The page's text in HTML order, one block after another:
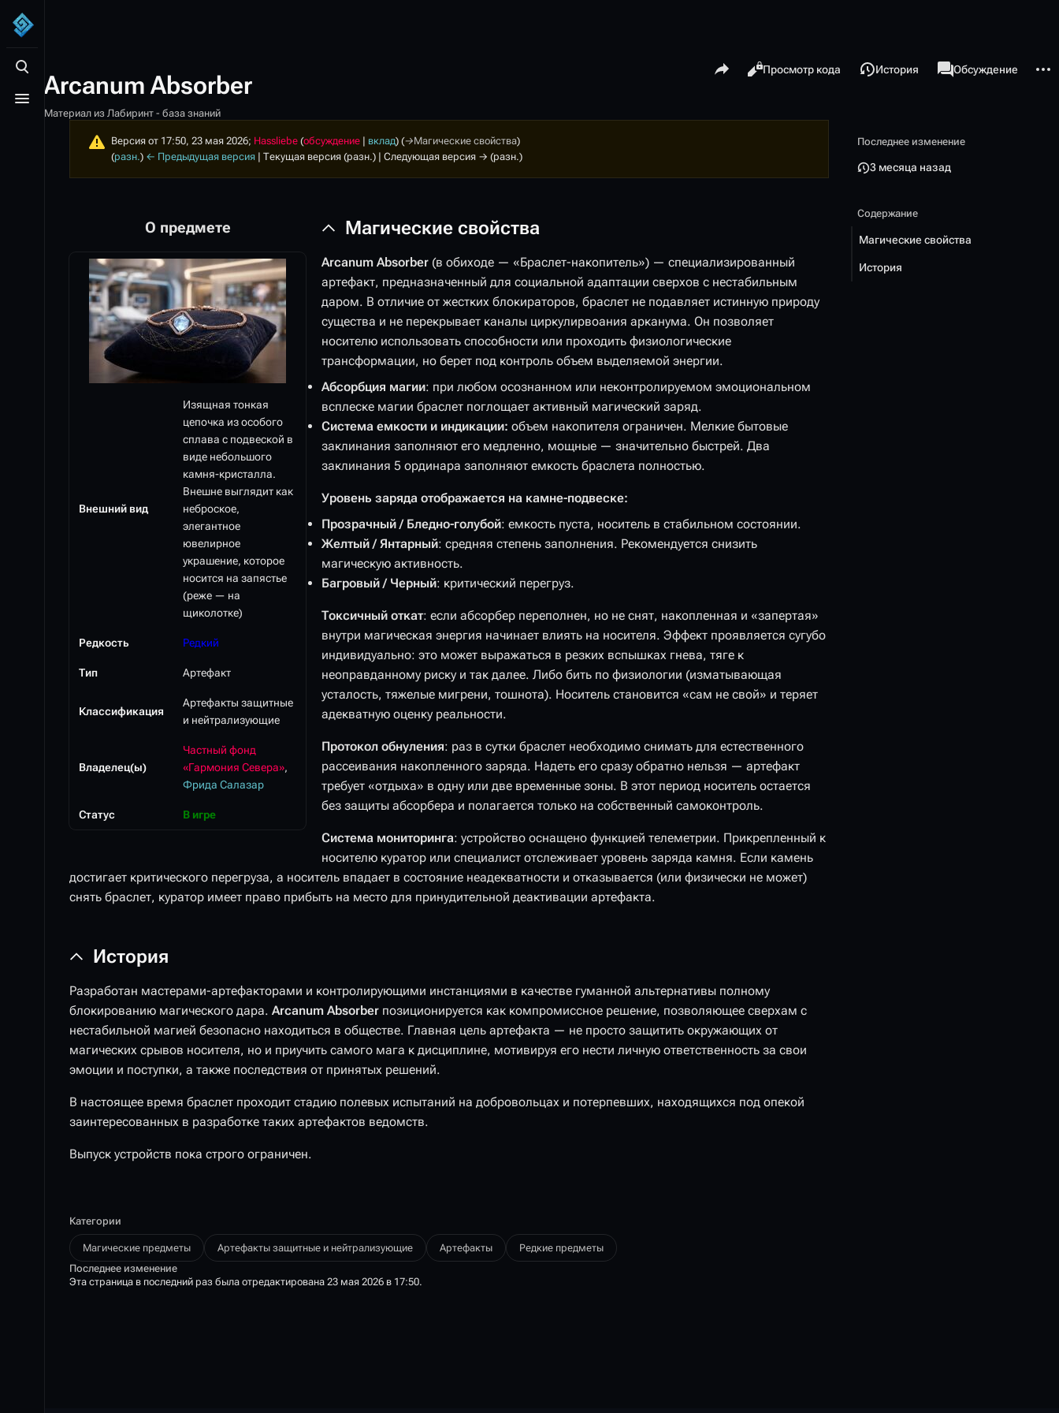
Открыть поиск
Открыть меню
Arcanum Absorber
Материал из Лабиринт - база знаний
Поделиться этой страницей
Просмотры
Читать
Просмотр кода История associated-pages
Статья
Обсуждение
Версия от 17:50, 23 мая 2026; Hassliebe (обсуждение | вклад) (→Магические свойства)
(разн.) ← Предыдущая версия | Текущая версия (разн.) | Следующая версия → (разн.)
О предмете
Внешний вид
Изящная тонкая
цепочка из особого
сплава с подвеской в
виде небольшого
камня-кристалла.
Внешне выглядит как
неброское,
элегантное
ювелирное
украшение, которое
носится на запястье
(реже — на
щиколотке)
Редкость Редкий
Тип Артефакт
Классификация
Артефакты защитные
и нейтрализующие
Владелец(ы)
Частный фонд
«Гармония Севера»,
Фрида Салазар
Статус В игре
Магические свойства
Arcanum Absorber (в обиходе — «Браслет-накопитель») — специализированный
артефакт, предназначенный для социальной адаптации сверхов с нестабильным
даром. В отличие от жестких блокираторов, браслет не подавляет истинную природу
существа и не перекрывает каналы циркулирвоания арканума. Он позволяет
носителю использовать способности или проходить физиологические
трансформации, но берет под контроль объем выделяемой энергии.
Абсорбция магии: при любом осознанном или неконтролируемом эмоциональном
всплеске магии браслет поглощает активный магический заряд.
Система емкости и индикации: объем накопителя ограничен. Мелкие бытовые
заклинания заполняют его медленно, мощные — значительно быстрей. Два
заклинания 5 ординара заполняют емкость браслета полностью.
Уровень заряда отображается на камне-подвеске:
Прозрачный / Бледно-голубой: емкость пуста, носитель в стабильном состоянии.
Желтый / Янтарный: средняя степень заполнения. Рекомендуется снизить
магическую активность.
Багровый / Черный: критический перегруз.
Токсичный откат: если абсорбер переполнен, но не снят, накопленная и «запертая»
внутри магическая энергия начинает влиять на носителя. Эффект проявляется сугубо
индивидуально: это может выражаться в резких вспышках гнева, тяге к
неоправданному риску и так далее. Либо бить по физиологии (изматывающая
усталость, тяжелые мигрени, тошнота). Носитель становится «сам не свой» и теряет
адекватную оценку реальности.
Протокол обнуления: раз в сутки браслет необходимо снимать для естественного
рассеивания накопленного заряда. Надеть его сразу обратно нельзя — артефакт
требует «отдыха» в одну или две временные зоны. В этот период носитель остается
без защиты абсорбера и полагается только на собственный самоконтроль.
Система мониторинга: устройство оснащено функцией телеметрии. Прикрепленный к
носителю куратор или специалист отслеживает уровень заряда камня. Если камень
достигает критического перегруза, а носитель впадает в состояние неадекватности и отказывается (или физически не может)
снять браслет, куратор имеет право прибыть на место для принудительной деактивации артефакта.
История
Разработан мастерами-артефакторами и контролирующими инстанциями в качестве гуманной альтернативы полному
блокированию магического дара. Arcanum Absorber позиционируется как компромиссное решение, позволяющее сверхам с
нестабильной магией безопасно находиться в обществе. Главная цель артефакта — не просто защитить окружающих от
магических срывов носителя, но и приучить самого мага к дисциплине, мотивируя его нести личную ответственность за свои
эмоции и поступки, а также последствия от принятых решений.
В настоящее время браслет проходит стадию полевых испытаний на добровольцах и потерпевших, находящихся под опекой
заинтересованных в разработке таких артефактов ведомств.
Выпуск устройств пока строго ограничен.
Последнее изменение
3 месяца назад
Содержание
Магические свойства
История
Категории
Магические предметы Артефакты защитные и нейтрализующие Артефакты
Редкие предметы
Последнее изменение
Эта страница в последний раз была отредактирована 23 мая 2026 в 17:50.